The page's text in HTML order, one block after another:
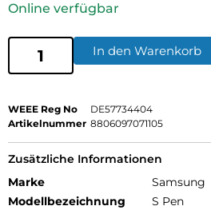
Online verfügbar
In den Warenkorb
WEEE Reg No
DE57734404
Artikelnummer 8806097071105
Zusätzliche Informationen
Marke
Samsung
Modellbezeichnung
S Pen